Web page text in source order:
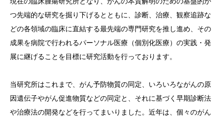
つ先端的な研究を掘り下げるとともに、診断、治療、観察追跡な
どの各領域の臨床に直結する最先端の専門研究を推し進め、その
成果を病院で行われるパーソナル医療（個別化医療）の実践・発
展に継げることを目標に研究活動を行っております。
当研究所はこれまで、がん予防物質の同定、いろいろながんの原
因遺伝子やがん促進物質などの同定と、それに基づく早期診断法
や治療法の開発などを行ってまいりました。近年は、個々のがん